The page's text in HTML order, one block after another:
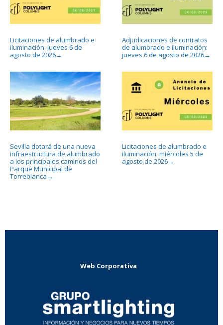
Licitaciones de alumbrado e
iluminación: jueves 6 de
agosto de 2026→
Adjudicaciones de contratos
de alumbrado e iluminación:
jueves 6 de agosto de 2026→
Sevilla dotará de una nueva
infraestructura de alumbrado
a los principales caminos del
Parque Municipal de
Torreblanca →
Licitaciones de alumbrado e
iluminación: miércoles 5 de
agosto de 2026→
Web Corporativa